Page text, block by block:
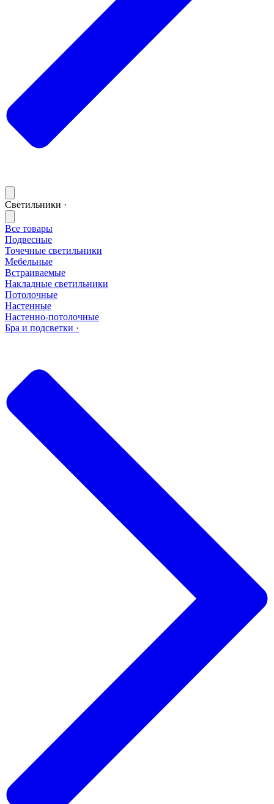
Светильники ·
Все товары
Подвесные
Точечные светильники
Мебельные
Встраиваемые
Накладные светильники
Потолочные
Настенные
Настенно-потолочные
Бра и подсветки ·